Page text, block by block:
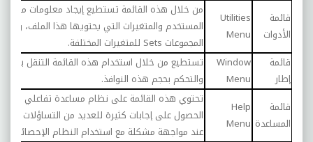
قائمة
الأدوات
Utilities
Menu
من خلال هذه القائمة تستطيع إيجاد معلومات
المستخدم والمتغيرات التي يحتويها هذا الملف،
المجموعات Sets للمتغيرات المختلفة.
قائمة
إطار
Window
Menu
تستطيع من خلال استخدام هذه القائمة التنقل بين
والتحكم بحجم هذه النوافذ.
قائمة
المساعدة
Help
Menu
تحتوي هذه القائمة على نظام مساعدة تفاعلي
الحصول على إجابات كثيرة للعديد من التساؤلات
عند مواجهة مشكلة مع استخدام النظام الإحصائي